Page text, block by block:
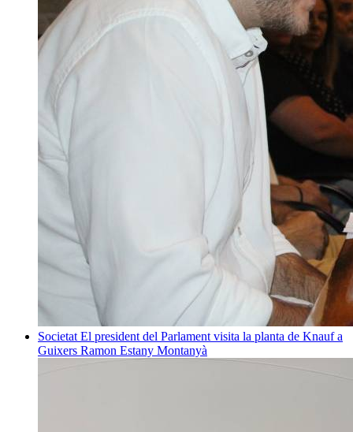
Societat El president del Parlament visita la planta de Knauf a
Guixers Ramon Estany Montanyà